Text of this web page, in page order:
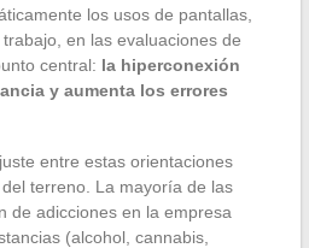
los usos de pantallas,
en las evaluaciones de
central: la hiperconexión
y aumenta los errores
entre estas orientaciones
terreno. La mayoría de las
de adicciones en la empresa
(alcohol, cannabis,